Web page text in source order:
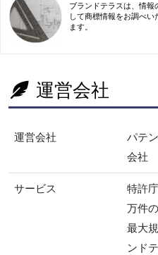
ブランドテラスは、情
して商標情報をお調べ
ます。
運営会社
運営会社
パテ
会社
サービス
特許
万件
最大
ンド